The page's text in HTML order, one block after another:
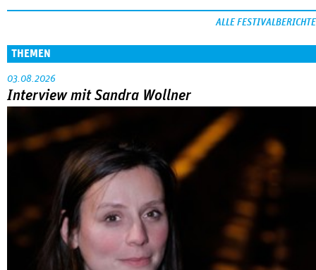
ALLE FESTIVALBERICHTE
THEMEN
03.08.2026
Interview mit Sandra Wollner